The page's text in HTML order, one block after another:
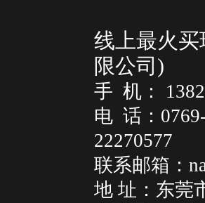
线上最火
限公司)
手 机：
电 话：
22270577
联系邮箱
地 址：东莞